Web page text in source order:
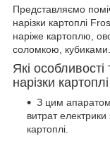
Представляємо
нарізки картоплі
наріже картоплю,
соломкою, кубиками.
Які
нарізки
З цим
витрат
картоплі.